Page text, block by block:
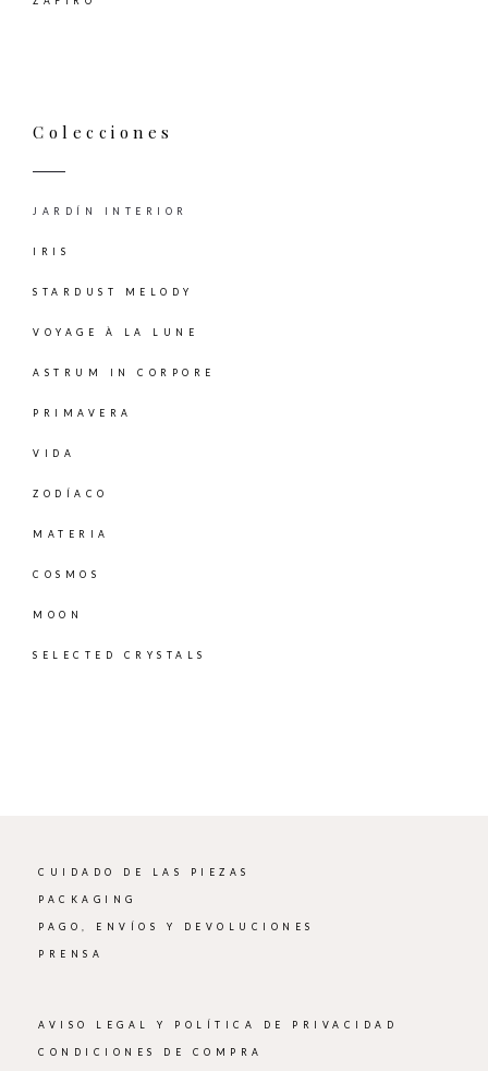
Colecciones
JARDÍN INTERIOR
IRIS
STARDUST MELODY
VOYAGE À LA LUNE
ASTRUM IN CORPORE
PRIMAVERA
VIDA
ZODÍACO
MATERIA
COSMOS
MOON
SELECTED CRYSTALS
CUIDADO DE LAS PIEZAS
PACKAGING
PAGO, ENVÍOS Y DEVOLUCIONES
PRENSA
AVISO LEGAL Y POLÍTICA DE PRIVACIDAD
CONDICIONES DE COMPRA